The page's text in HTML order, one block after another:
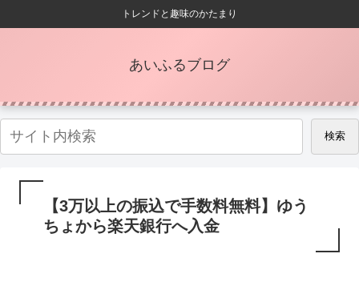
トレンドと趣味のかたまり
あいふるブログ
検索
【3万以上の振込で手数料無料】ゆう
ちょから楽天銀行へ入金